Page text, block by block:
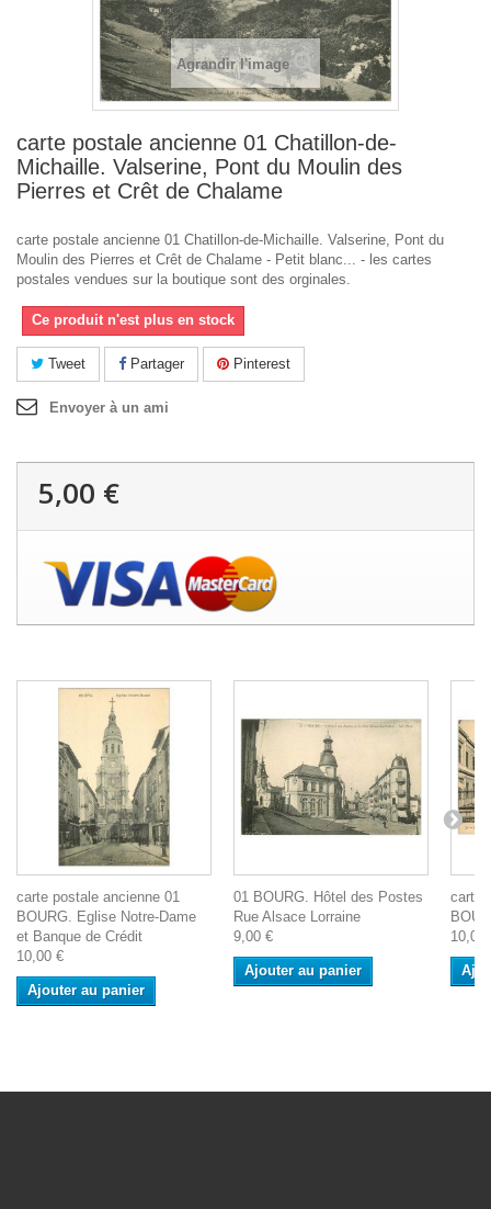
Agrandir l'image
carte postale ancienne 01 Chatillon-de-
Michaille. Valserine, Pont du Moulin des
Pierres et Crêt de Chalame
carte postale ancienne 01 Chatillon-de-Michaille. Valserine, Pont du
Moulin des Pierres et Crêt de Chalame - Petit blanc... - les cartes
postales vendues sur la boutique sont des orginales.
Ce produit n'est plus en stock
Tweet Partager Pinterest
Envoyer à un ami
5,00 €
carte postale ancienne 01
BOURG. Eglise Notre-Dame
et Banque de Crédit
10,00 €
Ajouter au panier
01 BOURG. Hôtel des Postes
Rue Alsace Lorraine
9,00 €
Ajouter au panier
carte
10,00